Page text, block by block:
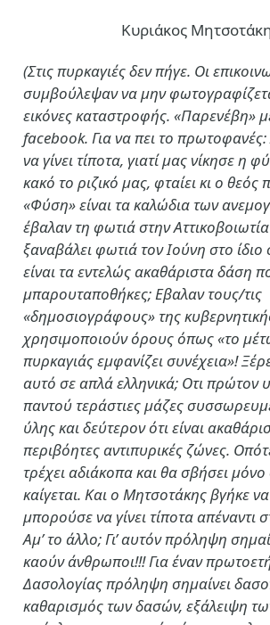
Κυριάκος
(Στις πυρκαγιές δεν πήγε. Οι
συμβούλεψαν να μην
εικόνες καταστροφής. «Παρενέβη»
facebook. Για να πει το
να γίνει τίποτα, γιατί μας νίκησε η
κακό το ριζικό μας, φταίει κι ο θεός
«Φύση» είναι τα καλώδια των
έβαλαν τη φωτιά στην
ξαναβάλει φωτιά τον Ιούνη στο
είναι τα εντελώς ακαθάριστα δάση
μπαρουταποθήκες; Εβαλαν τους/τις
«δημοσιογράφους» της
χρησιμοποιούν όρους όπως «το
πυρκαγιάς εμφανίζει συνέχεια»!
αυτό σε απλά ελληνικά; Οτι πρώτον
παντού τεράστιες μάζες
ύλης και δεύτερον ότι είναι
περιβόητες αντιπυρικές ζώνες.
τρέχει αδιάκοπα και θα σβήσει μόνο
καίγεται. Και ο Μητσοτάκης βγήκε να
μπορούσε να γίνει τίποτα
Αμ’ το άλλο; Γι’ αυτόν πρόληψη
καούν άνθρωποι!!! Για έναν
Δασολογίας πρόληψη σημαίνει
καθαρισμός των δασών, εξάλειψη